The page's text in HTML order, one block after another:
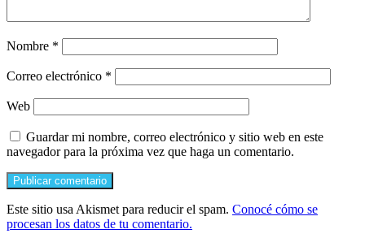
Nombre *
Correo electrónico *
Web
Guardar mi nombre, correo electrónico y sitio web en este
navegador para la próxima vez que haga un comentario.
Este sitio usa Akismet para reducir el spam. Conocé cómo se
procesan los datos de tu comentario.